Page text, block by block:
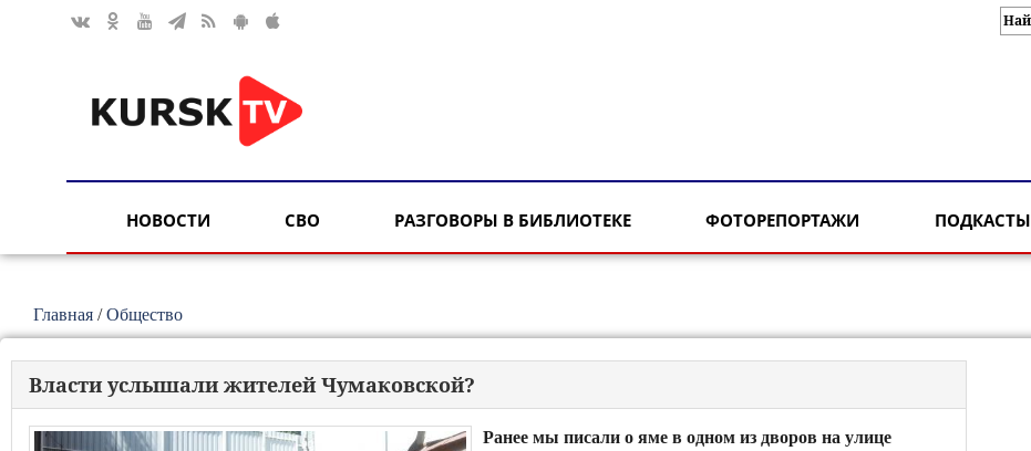
НОВОСТИ СВО РАЗГОВОРЫ В БИБЛИОТЕКЕ ФОТОРЕПОРТАЖИ ПОДКАСТЫ
Главная /Общество
Власти услышали жителей Чумаковской?
Ранее мы писали о яме в одном из дворов на улице